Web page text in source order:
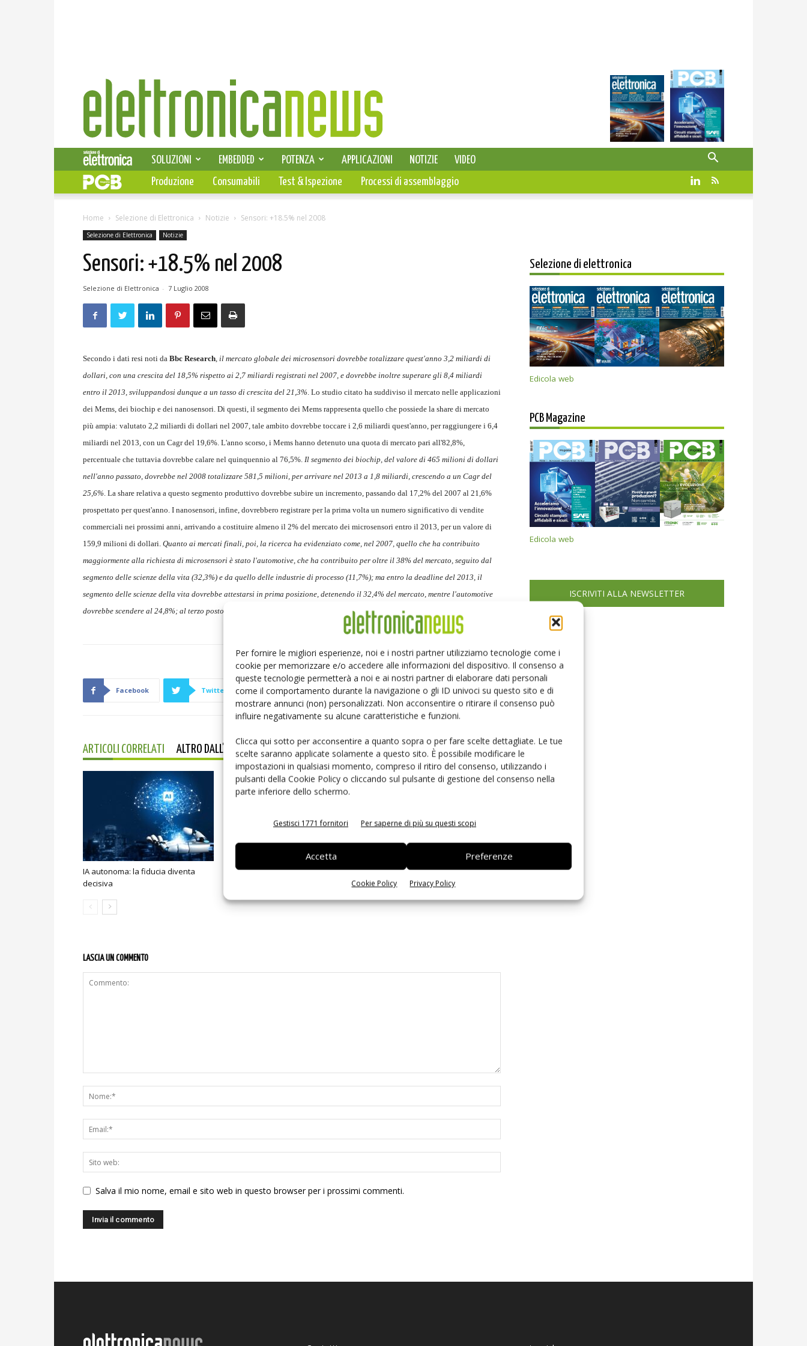
Per fornire le migliori esperienze, noi e i nostri partner utilizziamo tecnologie come i
cookie per memorizzare e/o accedere alle informazioni del dispositivo. Il consenso a
queste tecnologie permetterà a noi e ai nostri partner di elaborare dati personali
come il comportamento durante la navigazione o gli ID univoci su questo sito e di
mostrare annunci (non) personalizzati. Non acconsentire o ritirare il consenso può
influire negativamente su alcune caratteristiche e funzioni.
Clicca qui sotto per acconsentire a quanto sopra o per fare scelte dettagliate. Le tue
scelte saranno applicate solamente a questo sito. È possibile modificare le
impostazioni in qualsiasi momento, compreso il ritiro del consenso, utilizzando i
pulsanti della Cookie Policy o cliccando sul pulsante di gestione del consenso nella
parte inferiore dello schermo.
Gestisci 1771 fornitori Per saperne di più su questi scopi
Accetta Preferenze
Cookie Policy Privacy Policy
Elettronica
News
SELEZIONE DI ELETTRONICA
SOLUZIONI EMBEDDED POTENZA APPLICAZIONI NOTIZIE
VIDEO
PCB
Produzione Consumabili Test & Ispezione Processi di assemblaggio
Home Selezione di Elettronica Notizie Sensori: +18.5% nel 2008
Selezione di Elettronica Notizie
Sensori: +18.5% nel 2008
Selezione di Elettronica - 7 Luglio 2008
Secondo i dati resi noti da Bbc Research, il mercato globale dei microsensori dovrebbe totalizzare quest'anno 3,2 miliardi di
dollari, con una crescita del 18,5% rispetto ai 2,7 miliardi registrati nel 2007, e dovrebbe inoltre superare gli 8,4 miliardi
entro il 2013, sviluppandosi dunque a un tasso di crescita del 21,3%. Lo studio citato ha suddiviso il mercato nelle applicazioni
dei Mems, dei biochip e dei nanosensori. Di questi, il segmento dei Mems rappresenta quello che possiede la share di mercato
più ampia: valutato 2,2 miliardi di dollari nel 2007, tale ambito dovrebbe toccare i 2,6 miliardi quest'anno, per raggiungere i 6,4
miliardi nel 2013, con un Cagr del 19,6%. L'anno scorso, i Mems hanno detenuto una quota di mercato pari all'82,8%,
percentuale che tuttavia dovrebbe calare nel quinquennio al 76,5%. Il segmento dei biochip, del valore di 465 milioni di dollari
nell'anno passato, dovrebbe nel 2008 totalizzare 581,5 milioni, per arrivare nel 2013 a 1,8 miliardi, crescendo a un Cagr del
25,6%. La share relativa a questo segmento produttivo dovrebbe subire un incremento, passando dal 17,2% del 2007 al 21,6%
prospettato per quest'anno. I nanosensori, infine, dovrebbero registrare per la prima volta un numero significativo di vendite
commerciali nei prossimi anni, arrivando a costituire almeno il 2% del mercato dei microsensori entro il 2013, per un valore di
159,9 milioni di dollari. Quanto ai mercati finali, poi, la ricerca ha evidenziato come, nel 2007, quello che ha contribuito
maggiormente alla richiesta di microsensori è stato l'automotive, che ha contribuito per oltre il 38% del mercato, seguito dal
segmento delle scienze della vita (32,3%) e da quello delle industrie di processo (11,7%); ma entro la deadline del 2013, il
segmento delle scienze della vita dovrebbe attestarsi in prima posizione, detenendo il 32,4% del mercato, mentre l'automotive
dovrebbe scendere al 24,8%; al terzo posto, infine, dovrebbe collocarsi il mercato consumer, con una share del 23,9%.
Facebook Twitter Linkedin Pinterest
ARTICOLI CORRELATI ALTRO DALL'AUTORE
IA autonoma: la fiducia diventa
decisiva
Smart home: la sfida passa da
Siemens e NVIDIA insieme sull’IA
agentica per l’EDA
LASCIA UN COMMENTO
Salva il mio nome, email e sito web in questo browser per i prossimi commenti.
Selezione di elettronica
Edicola web
PCB Magazine
Edicola web
ISCRIVITI ALLA NEWSLETTER